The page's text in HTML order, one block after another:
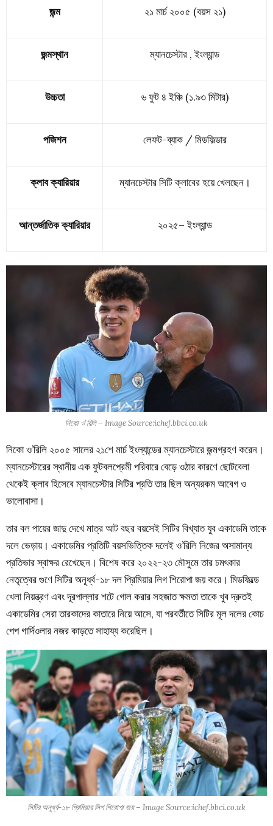
জন্ম ২১ মার্চ ২০০৫ (বয়স ২১)
জন্মস্থান ম্যানচেস্টার , ইংল্যান্ড
উচ্চতা ৬ ফুট ৪ ইঞ্চি (১.৯৩ মিটার)
পজিশন লেফট-ব্যাক / মিডফিল্ডার
ক্লাব ক্যারিয়ার ম্যানচেস্টার সিটি ক্লাবের হয়ে খেলছেন।
আন্তর্জাতিক ক্যারিয়ার ২০২৫– ইংল্যান্ড
নিকো ও’রিলি – Image Source:ichef.bbci.co.uk
নিকো ও’রিলি ২০০৫ সালের ২১শে মার্চ ইংল্যান্ডের ম্যানচেস্টারে জন্মগ্রহণ করেন।
ম্যানচেস্টারের স্থানীয় এক ফুটবলপ্রেমী পরিবারে বেড়ে ওঠার কারণে ছোটবেলা
থেকেই ক্লাব হিসেবে ম্যানচেস্টার সিটির প্রতি তার ছিল অন্যরকম আবেগ ও
ভালোবাসা।
তার বল পায়ের জাদু দেখে মাত্র আট বছর বয়সেই সিটির বিখ্যাত যুব একাডেমি তাকে
দলে ভেড়ায়। একাডেমির প্রতিটি বয়সভিত্তিক দলেই ও’রিলি নিজের অসামান্য
প্রতিভার স্বাক্ষর রেখেছেন। বিশেষ করে ২০২২-২৩ মৌসুমে তার চমৎকার
নেতৃত্বের গুণে সিটির অনূর্ধ্ব-১৮ দল প্রিমিয়ার লিগ শিরোপা জয় করে। মিডফিল্ডে
খেলা নিয়ন্ত্রণ এবং দূরপাল্লার শটে গোল করার সহজাত ক্ষমতা তাকে খুব দ্রুতই
একাডেমির সেরা তারকাদের কাতারে নিয়ে আসে, যা পরবর্তীতে সিটির মূল দলের কোচ
পেপ গার্দিওলার নজর কাড়তে সাহায্য করেছিল।
সিটির অনূর্ধ্ব-১৮ প্রিমিয়ার লিগ শিরোপা জয় – Image Source:ichef.bbci.co.uk